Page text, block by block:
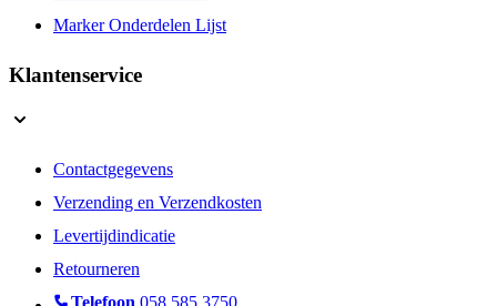
Marker Onderdelen Lijst
Klantenservice
Contactgegevens
Verzending en Verzendkosten
Levertijdindicatie
Retourneren
Telefoon 058 585 3750